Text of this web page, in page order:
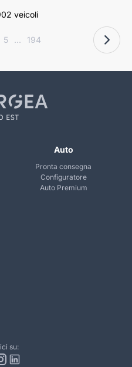
veicoli
5 ... 194
Auto
Pronta consegna
Configuratore
Auto Premium
su: